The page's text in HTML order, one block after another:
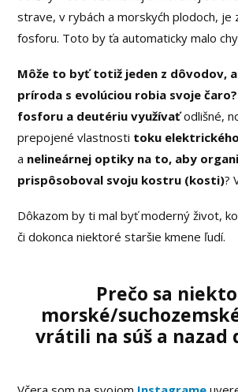
strave, v rybách a morskyćh plodoch, je
fosforu. Toto by ťa automaticky malo
Môže to byť totiž jeden z dôvodov,
príroda s evolúciou robia svoje čaro?
fosforu a deutériu využívaťodlišné,
prepojené vlastnosti toku
a nelineárnej optiky na to, aby
prispôsoboval svoju kostru (kosti)?
Dôkazom by ti mal byť moderný život,
či dokonca niektoré staršie kmene ľudí.
Prečo sa
morské/
vrátili na súš a nazad